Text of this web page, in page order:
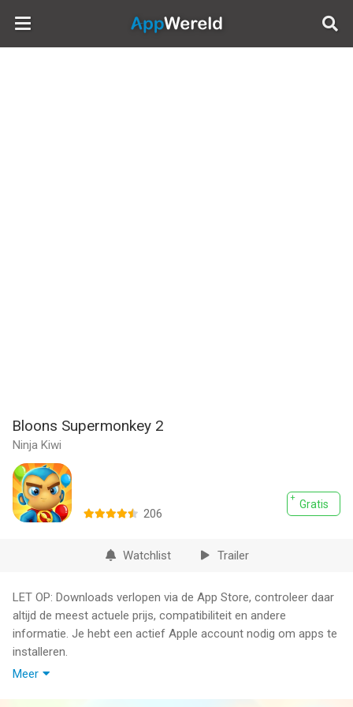
AppWereld
Bloons Supermonkey 2
Ninja Kiwi
Gratis
206
Watchlist Trailer
LET OP: Downloads verlopen via de App Store, controleer daar
altijd de meest actuele prijs, compatibiliteit en andere
informatie. Je hebt een actief Apple account nodig om apps te
installeren.
Meer